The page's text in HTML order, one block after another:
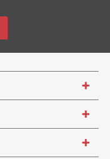
+
+
+